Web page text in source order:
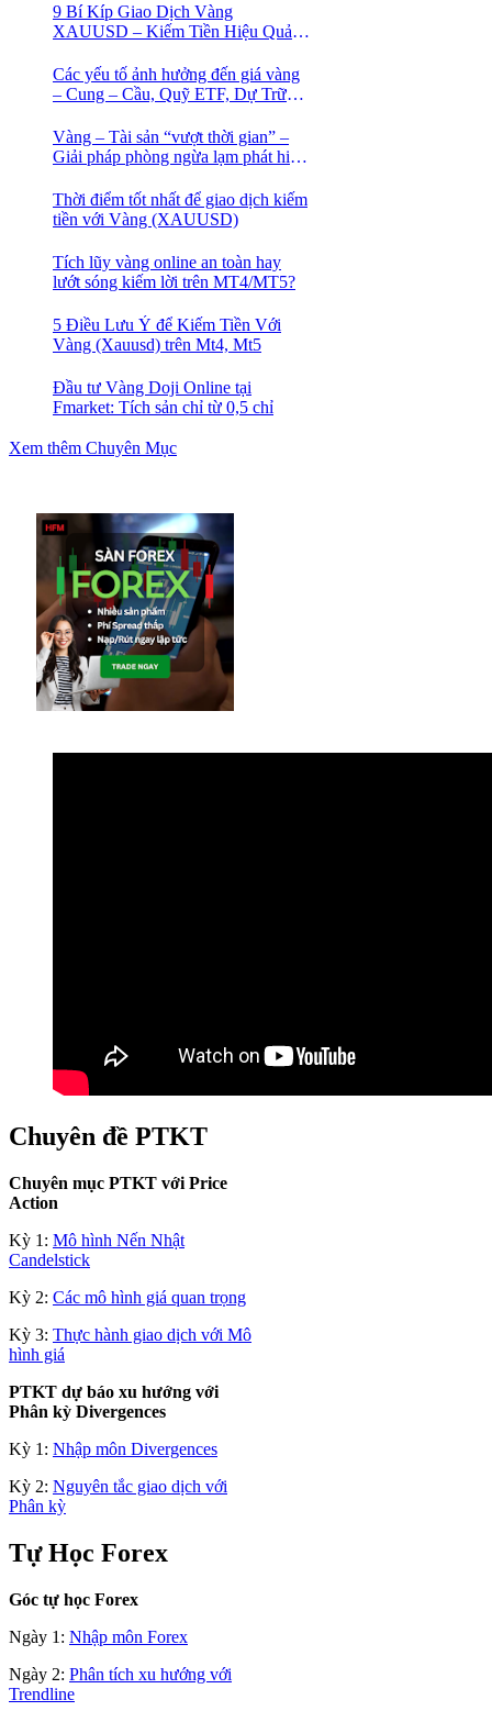
9 Bí Kíp Giao Dịch Vàng
XAUUSD – Kiếm Tiền Hiệu Quả
Các yếu tố ảnh hưởng đến giá vàng
– Cung – Cầu, Quỹ ETF, Dự Trữ
Vàng – Tài sản “vượt thời gian” –
Giải pháp phòng ngừa lạm phát hiệu
Thời điểm tốt nhất để giao dịch kiếm
tiền với Vàng (XAUUSD)
Tích lũy vàng online an toàn hay
lướt sóng kiếm lời trên MT4/MT5?
5 Điều Lưu Ý để Kiếm Tiền Với
Vàng (Xauusd) trên Mt4, Mt5
Đầu tư Vàng Doji Online tại
Fmarket: Tích sản chỉ từ 0,5 chỉ
Xem thêm Chuyên Mục
Chuyên đề PTKT
Chuyên mục PTKT với Price
Action
Kỳ 1: Mô hình Nến Nhật
Candelstick
Kỳ 2: Các mô hình giá quan trọng
Kỳ 3: Thực hành giao dịch với Mô
hình giá
PTKT dự báo xu hướng với
Phân kỳ Divergences
Kỳ 1: Nhập môn Divergences
Kỳ 2: Nguyên tắc giao dịch với
Phân kỳ
Tự Học Forex
Góc tự học Forex
Ngày 1: Nhập môn Forex
Ngày 2: Phân tích xu hướng với
Trendline